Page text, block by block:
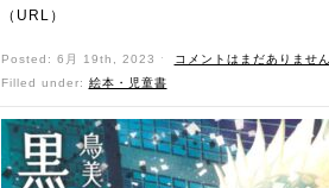
（URL）
Posted: 6月 19th, 2023 ˑ
コメントはまだありません
Filled under: 絵本・児童書